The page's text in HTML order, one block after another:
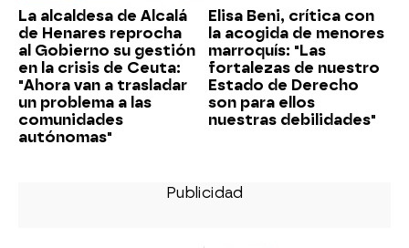
La alcaldesa de Alcalá
de Henares reprocha
al Gobierno su gestión
en la crisis de Ceuta:
"Ahora van a trasladar
un problema a las
comunidades
autónomas"
Elisa Beni, crítica con
la acogida de menores
marroquís: "Las
fortalezas de nuestro
Estado de Derecho
son para ellos
nuestras debilidades"